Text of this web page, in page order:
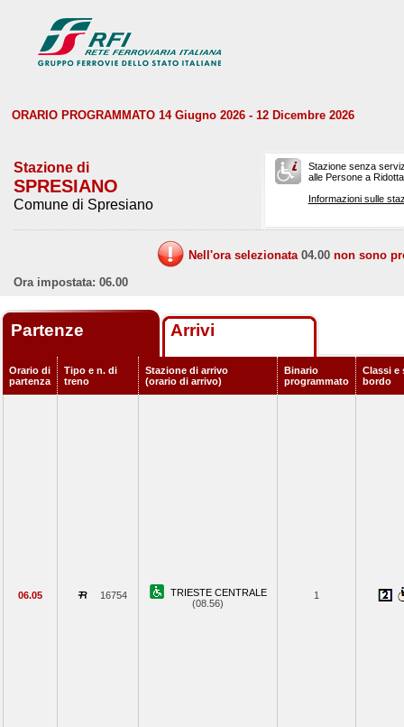
ORARIO PROGRAMMATO 14 Giugno 2026 - 12 Dicembre 2026
Stazione di
SPRESIANO
Comune di Spresiano
Stazione senza
alle Persone a
Informazioni sulle
Nell'ora selezionata 04.00 non sono
Ora impostata: 06.00
Partenze Arrivi
Orario di
partenza
Tipo e n. di
treno
Stazione di arrivo
(orario di arrivo)
Binario
programmato
Classi e
bordo
06.05 16754
TRIESTE CENTRALE
(08.56)
1